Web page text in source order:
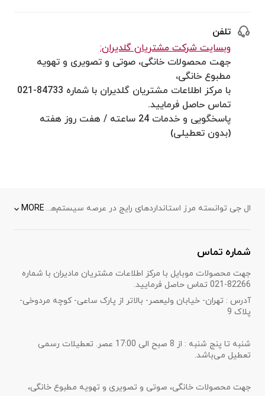
تلفن
وبسایت شرکت مشتریان گلدیران:
جهت محصولات خانگی، صوتی و تصویری و تهویه
مطبوع خانگی،
با مرکز اطلاعات مشتریان گلدیران با شماره 84733-021
تماس حاصل فرمایید.
پاسخگویی و خدمات 24 ساعته / هفت روز هفته
(بدون تعطیلی)
ال‌ جی توانسته مرز استانداردهای رایج در عرصه سیستم‌های تهویه مطبوع خانگی را در نوردد و استانداردهای جدیدی برای آینده سیستم‌های تهویه مطبوع خانگی معرفی کند. استفاده از سیستم تهویه هوای ال جی بهترین راه حل برای روزهای گرم و شرجی پیش رو می‌باشد. سیستم‌های تهویه مطبوع ال جی با نوآوری و فناوری پیشرفته خود آسایش را برای شما به همراه دارند. ال جی سیستم‌های تهویه مطبوع خود را مناسب با هر شرایطی در سایزها و خصوصیات مختلف ارائه می‌دهد تا بر اساس هر نیازی محصولی منحصر بفرد را ارائه کند. MORE
شماره تماس
جهت محصولات موبایل با مرکز اطلاعات مشتریان مادیران با شماره
82266-021 تماس حاصل فرمایید.
آدرس : تهران- خیابان ولیعصر- بالاتر از پارک ساعی- کوچه مردوخی-
پلاک 9
شنبه تا پنج شنبه : از 8 صبح الی 17:00 عصر. تعطیلات رسمی
تعطیل می‌باشد.
جهت محصولات خانگی، صوتی و تصویری و تهویه مطبوع خانگی،